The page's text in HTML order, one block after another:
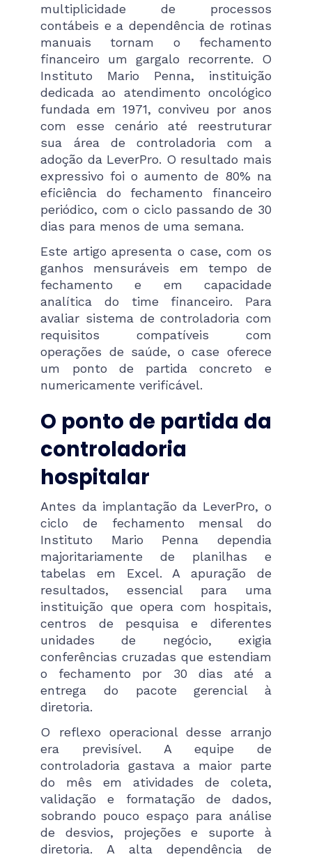
multiplicidade de processos
contábeis e a dependência de rotinas
manuais tornam o fechamento
financeiro um gargalo recorrente. O
Instituto Mario Penna, instituição
dedicada ao atendimento oncológico
fundada em 1971, conviveu por anos
com esse cenário até reestruturar
sua área de controladoria com a
adoção da LeverPro. O resultado mais
expressivo foi o aumento de 80% na
eficiência do fechamento financeiro
periódico, com o ciclo passando de 30
dias para menos de uma semana.
Este artigo apresenta o case, com os
ganhos mensuráveis em tempo de
fechamento e em capacidade
analítica do time financeiro. Para
avaliar sistema de controladoria com
requisitos compatíveis com
operações de saúde, o case oferece
um ponto de partida concreto e
numericamente verificável.
O ponto de partida da
controladoria
hospitalar
Antes da implantação da LeverPro, o
ciclo de fechamento mensal do
Instituto Mario Penna dependia
majoritariamente de planilhas e
tabelas em Excel. A apuração de
resultados, essencial para uma
instituição que opera com hospitais,
centros de pesquisa e diferentes
unidades de negócio, exigia
conferências cruzadas que estendiam
o fechamento por 30 dias até a
entrega do pacote gerencial à
diretoria.
O reflexo operacional desse arranjo
era previsível. A equipe de
controladoria gastava a maior parte
do mês em atividades de coleta,
validação e formatação de dados,
sobrando pouco espaço para análise
de desvios, projeções e suporte à
diretoria. A alta dependência de